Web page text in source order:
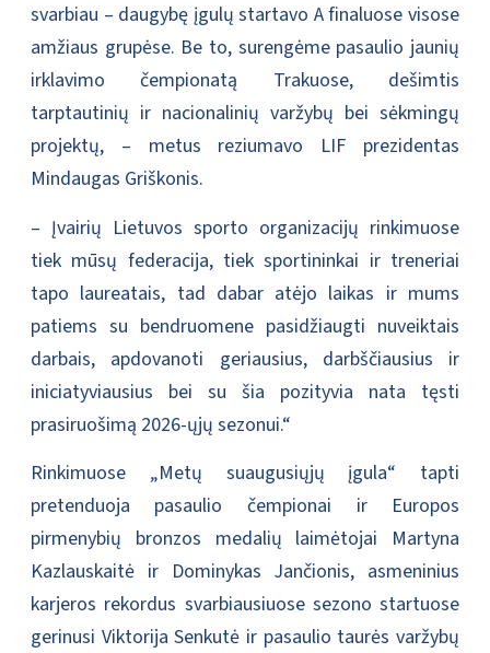
svarbiau – daugybę įgulų startavo A finaluose visose
amžiaus grupėse. Be to, surengėme pasaulio jaunių
irklavimo čempionatą Trakuose, dešimtis
tarptautinių ir nacionalinių varžybų bei sėkmingų
projektų, – metus reziumavo LIF prezidentas
Mindaugas Griškonis.
– Įvairių Lietuvos sporto organizacijų rinkimuose
tiek mūsų federacija, tiek sportininkai ir treneriai
tapo laureatais, tad dabar atėjo laikas ir mums
patiems su bendruomene pasidžiaugti nuveiktais
darbais, apdovanoti geriausius, darbščiausius ir
iniciatyviausius bei su šia pozityvia nata tęsti
prasiruošimą 2026-ųjų sezonui.“
Rinkimuose „Metų suaugusiųjų įgula“ tapti
pretenduoja pasaulio čempionai ir Europos
pirmenybių bronzos medalių laimėtojai Martyna
Kazlauskaitė ir Dominykas Jančionis, asmeninius
karjeros rekordus svarbiausiuose sezono startuose
gerinusi Viktorija Senkutė ir pasaulio taurės varžybų